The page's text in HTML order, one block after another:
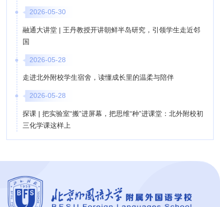
2026-05-30
融通大讲堂 | 王丹教授开讲朝鲜半岛研究，引领学生走近邻
国
2026-05-28
走进北外附校学生宿舍，读懂成长里的温柔与陪伴
2026-05-28
探课 | 把实验室“搬”进屏幕，把思维“种”进课堂：北外附校初
三化学课这样上